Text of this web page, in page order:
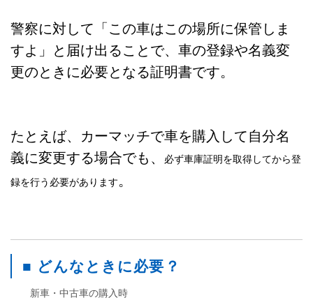
警察に対して「この車はこの場所に保管しま
すよ」と届け出ることで、車の登録や名義変
更のときに必要となる証明書です。
たとえば、カーマッチで車を購入して自分名
義に変更する場合でも、
必ず車庫証明を取得してから登
録を行う必要があります。
■ どんなときに必要？
新車・中古車の購入時